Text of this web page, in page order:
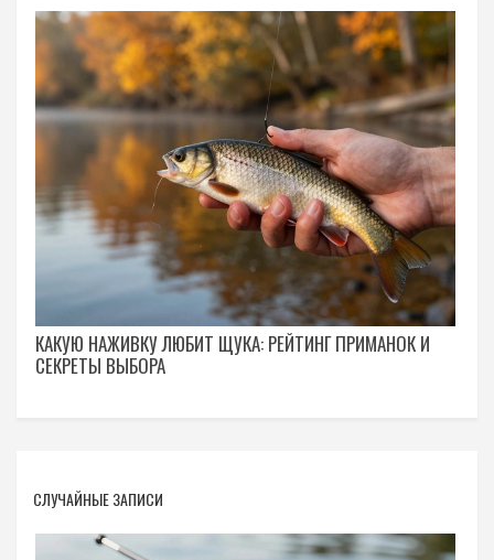
КАКУЮ НАЖИВКУ ЛЮБИТ ЩУКА: РЕЙТИНГ ПРИМАНОК И
СЕКРЕТЫ ВЫБОРА
СЛУЧАЙНЫЕ ЗАПИСИ